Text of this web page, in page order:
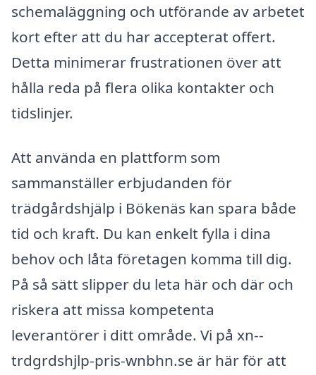
schemaläggning och utförande av arbetet
kort efter att du har accepterat offert.
Detta minimerar frustrationen över att
hålla reda på flera olika kontakter och
tidslinjer.
Att använda en plattform som
sammanställer erbjudanden för
trädgårdshjälp i Bökenäs kan spara både
tid och kraft. Du kan enkelt fylla i dina
behov och låta företagen komma till dig.
På så sätt slipper du leta här och där och
riskera att missa kompetenta
leverantörer i ditt område. Vi på xn--
trdgrdshjlp-pris-wnbhn.se är här för att